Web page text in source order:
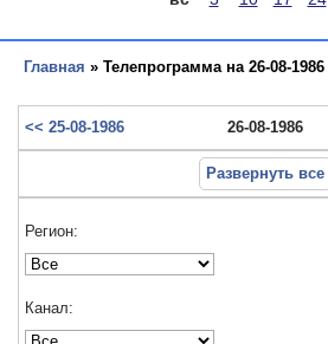
Главная » Телепрограмма на 26-08-1986
<< 25-08-1986 26-08-1986
Развернуть все
Регион:
Канал: